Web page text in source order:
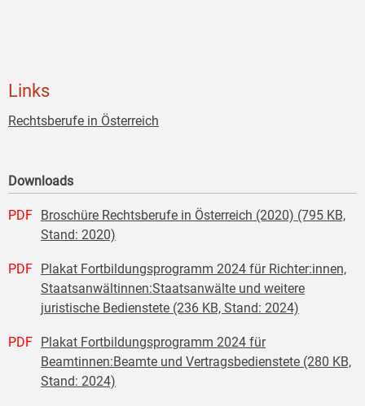
Links
Rechtsberufe in Österreich
Downloads
PDF Broschüre Rechtsberufe in Österreich (2020) (795 KB,
Stand: 2020)
PDF Plakat Fortbildungsprogramm 2024 für Richter:innen,
Staatsanwältinnen:Staatsanwälte und weitere
juristische Bedienstete (236 KB, Stand: 2024)
PDF Plakat Fortbildungsprogramm 2024 für
Beamtinnen:Beamte und Vertragsbedienstete (280 KB,
Stand: 2024)